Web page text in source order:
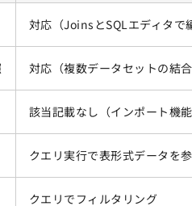
対応（JoinsとSQLエディタで
対応（複数データセットの結
該当記載なし（インポート機能
クエリ実行で表形式データを
クエリでフィルタリング